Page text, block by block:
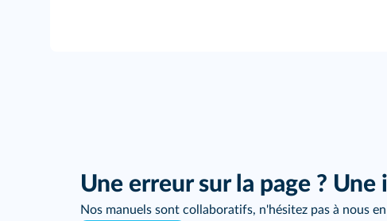
Une erreur sur la page ? Une
Nos manuels sont collaboratifs, n'hésitez pas à nous